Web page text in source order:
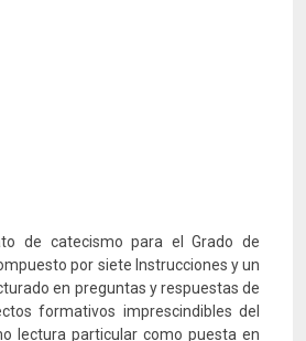
de catecismo para el Grado de
por siete Instrucciones y un
en preguntas y respuestas de
formativos imprescindibles del
lectura particular como puesta en